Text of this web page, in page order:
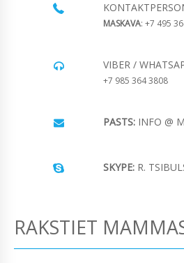
MASKAVA: +7 495
VIBER /
+7 985 364 3808
PASTS: INFO @
SKYPE: R.
RAKSTIET